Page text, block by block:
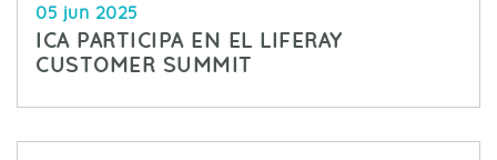
05 jun 2025
ICA PARTICIPA EN EL LIFERAY
CUSTOMER SUMMIT